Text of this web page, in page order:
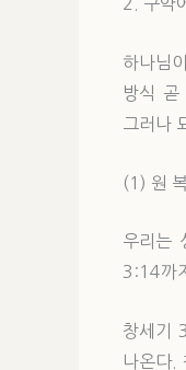
2. 구약
하나님
방식 곧
그러나
(1) 원
우리는
3:14까
창세기
나온다.